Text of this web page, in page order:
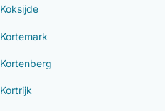
Koksijde
Kortemark
Kortenberg
Kortrijk